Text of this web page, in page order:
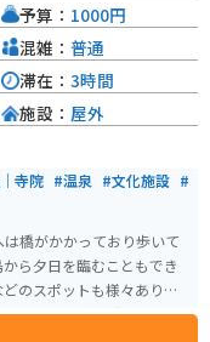
寺院 #温泉 #文化施設 #
橋がかかっており歩いて
ら夕日を臨むこともでき
のスポットも様々あり一
予算： 1000円
混雑： 普通
滞在： 3時間
施設： 屋外